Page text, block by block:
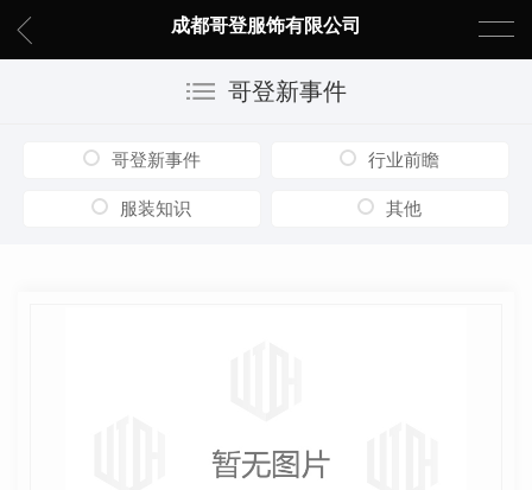
成都哥登服饰有限公司
哥登新事件
哥登新事件 行业前瞻
服装知识 其他